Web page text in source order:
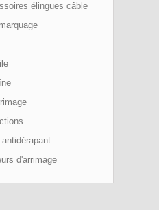
élingues câble
d'arrimage